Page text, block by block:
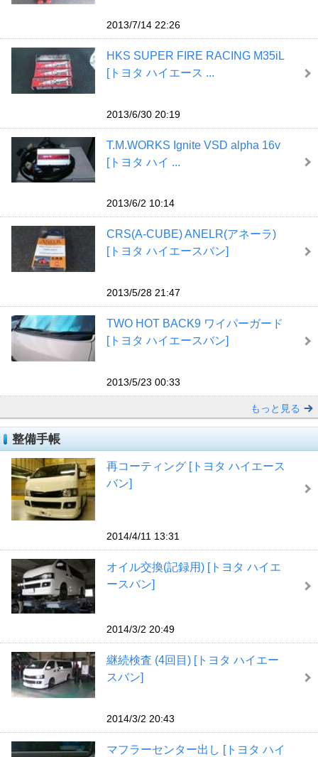
2013/7/14 22:26
HKS SUPER FIRE RACING M35iL
[トヨタ ハイエース ...
2013/6/30 20:19
T.M.WORKS Ignite VSD alpha 16v
[トヨタ ハイ ...
2013/6/2 10:14
CRS(A-CUBE) ANELR(アネーラ)
[トヨタ ハイエースバン]
2013/5/28 21:47
TWO HOT BACK9 ワイパーガード
[トヨタ ハイエースバン]
2013/5/23 00:33
もっと見る
整備手帳
再コーティング [トヨタ ハイエース
バン]
2014/4/11 13:31
オイル交換(記録用) [トヨタ ハイエ
ースバン]
2014/3/2 20:49
継続検査 (4回目) [トヨタ ハイエー
スバン]
2014/3/2 20:43
マフラーセンター出し [トヨタ ハイ